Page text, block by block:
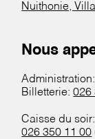
Nuithonie,
Nous
Billetterie:026
Caisse du soir:
026 350 11 00